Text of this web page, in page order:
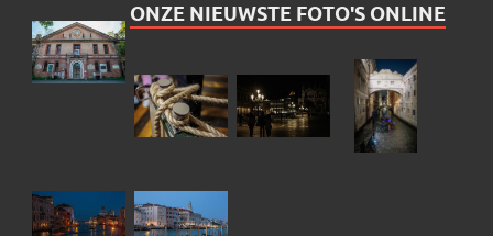
ONZE NIEUWSTE FOTO'S ONLINE